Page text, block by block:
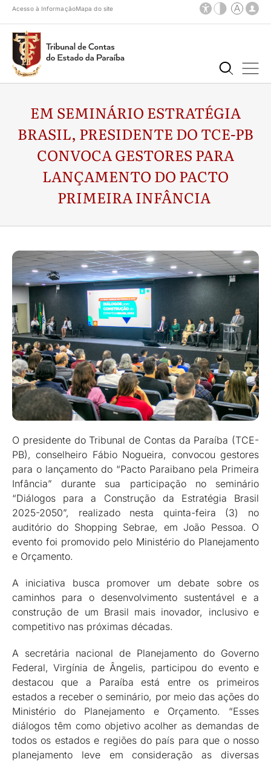
Acesso à InformaçãoMapa do site
EM SEMINÁRIO ESTRATÉGIA
BRASIL, PRESIDENTE DO TCE-PB
CONVOCA GESTORES PARA
LANÇAMENTO DO PACTO
PRIMEIRA INFÂNCIA
O presidente do Tribunal de Contas da Paraíba (TCE-
PB), conselheiro Fábio Nogueira, convocou gestores
para o lançamento do “Pacto Paraibano pela Primeira
Infância” durante sua participação no seminário
“Diálogos para a Construção da Estratégia Brasil
2025-2050”, realizado nesta quinta-feira (3) no
auditório do Shopping Sebrae, em João Pessoa. O
evento foi promovido pelo Ministério do Planejamento
e Orçamento.
A iniciativa busca promover um debate sobre os
caminhos para o desenvolvimento sustentável e a
construção de um Brasil mais inovador, inclusivo e
competitivo nas próximas décadas.
A secretária nacional de Planejamento do Governo
Federal, Virgínia de Ângelis, participou do evento e
destacou que a Paraíba está entre os primeiros
estados a receber o seminário, por meio das ações do
Ministério do Planejamento e Orçamento. “Esses
diálogos têm como objetivo acolher as demandas de
todos os estados e regiões do país para que o nosso
planejamento leve em consideração as diversas